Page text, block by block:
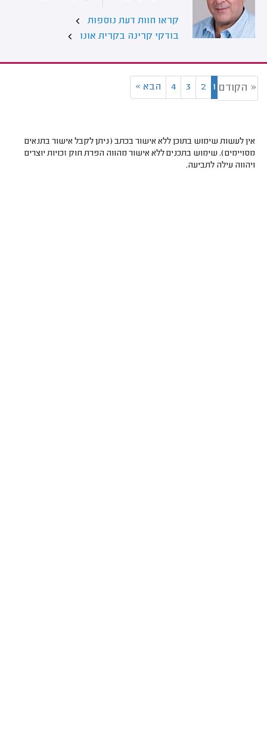
קראו חוות דעת נוספות
בודקי קרינה בקרית אונו
« הקודם 1
2
3
4 הבא »
אין לעשות שימוש בתוכן ללא אישור בכתב (ניתן לקבל אישור בתנאים
מסויימים). שימוש בתכנים ללא אישור מהווה הפרת חוק זכויות יוצרים
ויהווה עילה לתביעה.